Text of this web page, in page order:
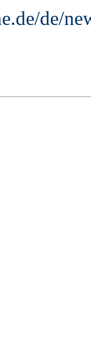
de/